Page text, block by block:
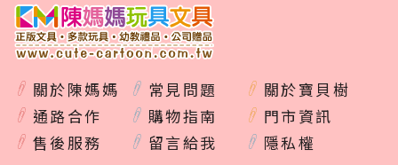
關於陳媽媽 常見問題
關於寶貝樹
通路合作
購物指南
門市資訊
售後服務
留言給我 隱私權